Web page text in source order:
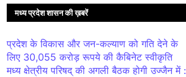
मध्य प्रदेश शासन की ख़बरें
प्रदेश के विकास और जन-कल्याण को गति देने के
लिए 30,055 करोड़ रूपये की कैबिनेट स्वीकृति
मध्य क्षेत्रीय परिषद् की अगली बैठक होगी उज्जैन में :